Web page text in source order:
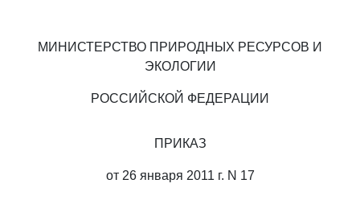
МИНИСТЕРСТВО ПРИРОДНЫХ РЕСУРСОВ И
ЭКОЛОГИИ
РОССИЙСКОЙ ФЕДЕРАЦИИ
ПРИКАЗ
от 26 января 2011 г. N 17